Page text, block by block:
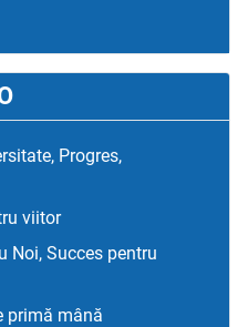
Progres,
viitor
Noi, Succes pentru
primă mână